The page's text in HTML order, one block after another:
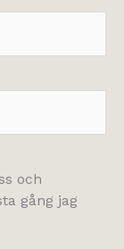
och
gång jag